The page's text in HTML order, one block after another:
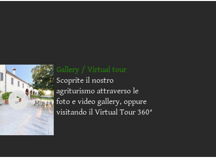
Gallery / Virtual tour
Scoprite il nostro
agriturismo attraverso le
foto e video gallery, oppure
visitando il Virtual Tour 360°